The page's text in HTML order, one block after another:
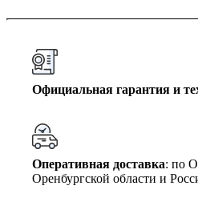
Официальная гарантия и
Оперативная доставка: по
Оренбургской области и